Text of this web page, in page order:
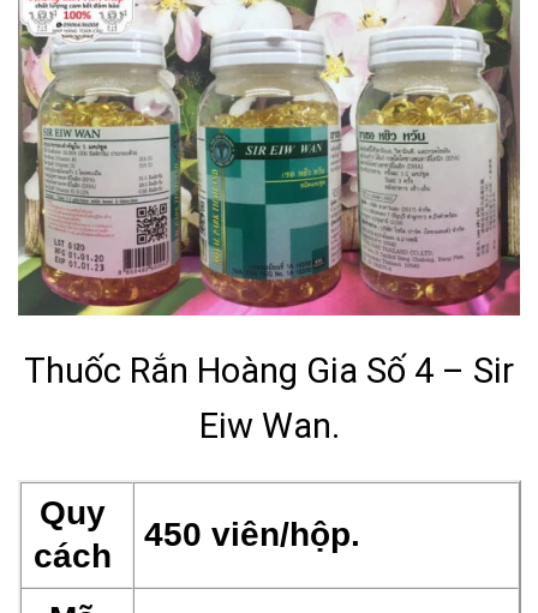
Thuốc Rắn Hoàng Gia Số 4 – Sir
Eiw Wan.
Quy
cách
450 viên/hộp.